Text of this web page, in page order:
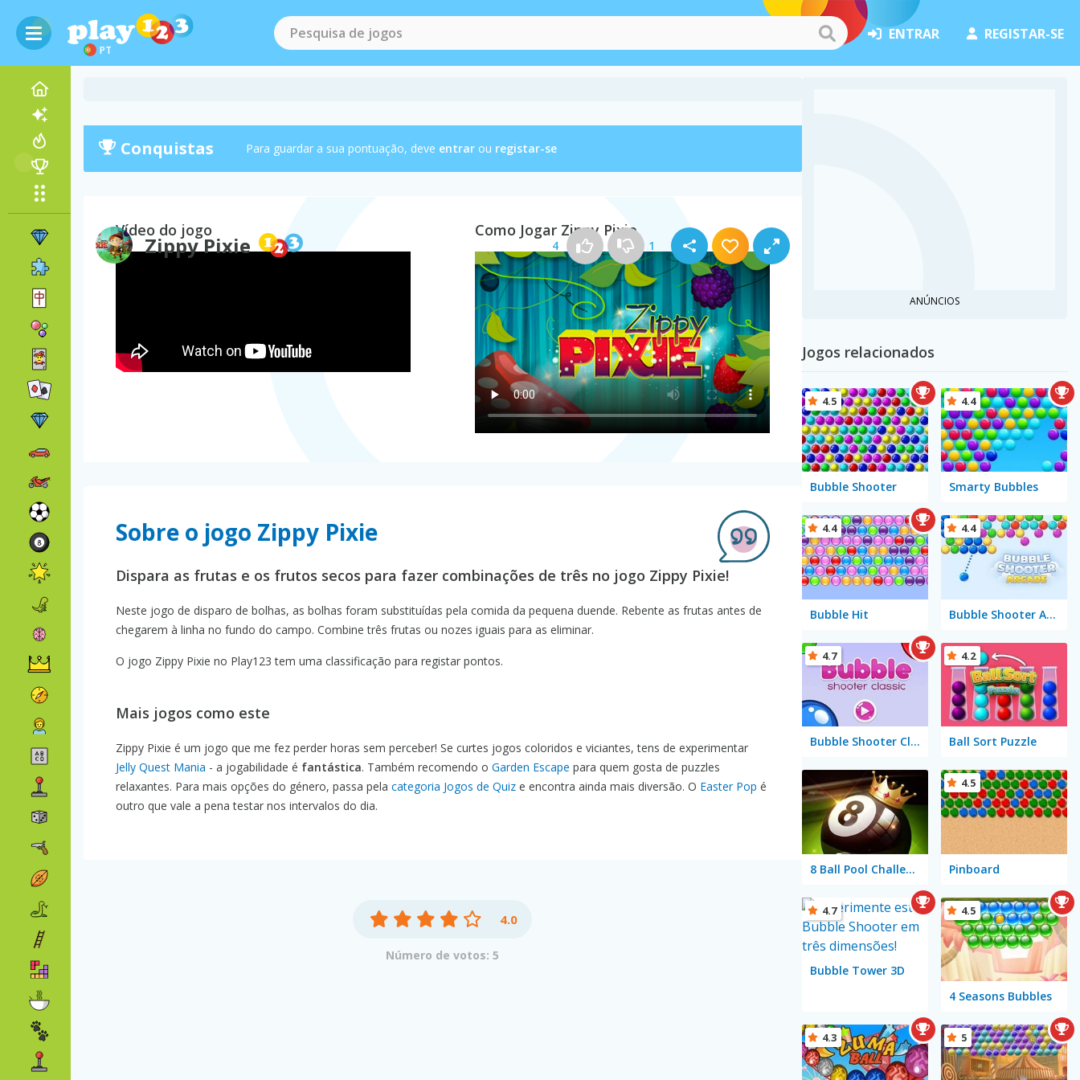
PT
ENTRAR REGISTAR-SE
Zippy Pixie 4 1
Conquistas Para guardar a sua pontuação, deve entrar ou registar-se
Vídeo do jogo Como Jogar Zippy Pixie
Sobre o jogo Zippy Pixie
Dispara as frutas e os frutos secos para fazer combinações de três no jogo Zippy Pixie!
Neste jogo de disparo de bolhas, as bolhas foram substituídas pela comida da pequena duende. Rebente as frutas antes de
chegarem à linha no fundo do campo. Combine três frutas ou nozes iguais para as eliminar.
O jogo Zippy Pixie no Play123 tem uma classificação para registar pontos.
Mais jogos como este
Zippy Pixie é um jogo que me fez perder horas sem perceber! Se curtes jogos coloridos e viciantes, tens de experimentar
Jelly Quest Mania - a jogabilidade é fantástica. Também recomendo o Garden Escape para quem gosta de puzzles
relaxantes. Para mais opções do género, passa pela categoria Jogos de Quiz e encontra ainda mais diversão. O Easter Pop é
outro que vale a pena testar nos intervalos do dia.
4.0
Número de votos: 5
ANÚNCIOS
Jogos relacionados
Bubble Shooter
4.5
Smarty Bubbles
4.4
Bubble Hit
4.4
Bubble Shooter Arcade
4.4
Bubble Shooter Classic
4.7
Ball Sort Puzzle
4.2
8 Ball Pool Challenge Pinboard
4.5
Bubble Tower 3D
4.7
4 Seasons Bubbles
4.5
4.3 5